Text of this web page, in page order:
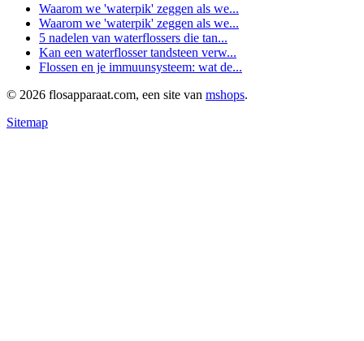
Waarom we 'waterpik' zeggen als we...
Waarom we 'waterpik' zeggen als we...
5 nadelen van waterflossers die tan...
Kan een waterflosser tandsteen verw...
Flossen en je immuunsysteem: wat de...
© 2026 flosapparaat.com, een site van mshops.
Sitemap